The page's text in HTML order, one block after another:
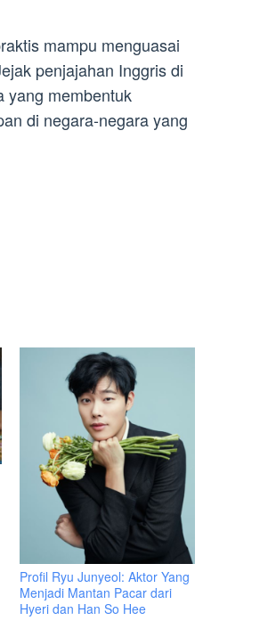
mampu menguasai
penjajahan Inggris di
yang membentuk
di negara-negara yang
Profil Ryu Junyeol: Aktor Yang
Menjadi Mantan Pacar dari
Hyeri dan Han So Hee